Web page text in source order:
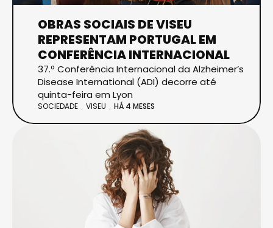
OBRAS SOCIAIS DE VISEU
REPRESENTAM PORTUGAL EM
CONFERÊNCIA INTERNACIONAL
37.ª Conferência Internacional da Alzheimer’s
Disease International (ADI) decorre até
quinta-feira em Lyon
SOCIEDADE VISEU HÁ 4 MESES